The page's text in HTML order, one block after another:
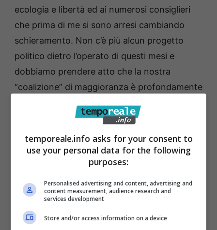
ecologia e libertà ed ai numerosi consiglieri
che prima di me si sono arresi cambiando
schieramento. Non c’è più alcun progetto
politico dietro l’operato di questi mesi e
dobbiamo prendere atto che la nostra
“coalizione” di maggioranza è profondamente
concentrando i propri attuali sforzi in vista
delle prossime elezioni regionali e politiche
2018, con due nuovi sistemi di voto. Manca
l’ufficialità ma la politica formiana starebbe
per indicare un secondo candidato dopo la
temporeale.info asks for your consent to
use your personal data for the following
purposes:
Personalised advertising and content, advertising and
content measurement, audience research and
services development
Store and/or access information on a device